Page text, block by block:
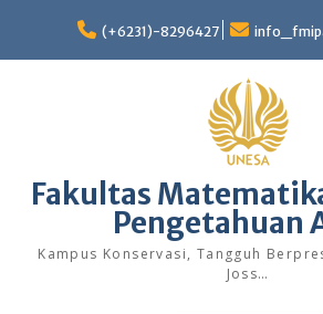
content
(+6231)-8296427
Fakultas
Pengetahuan
Kampus Konservasi, Tangguh
Joss…